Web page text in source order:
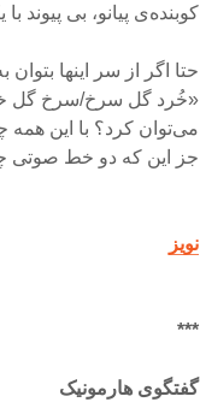
کوبنده‌ی پیانو، بی پیوند
حتا اگر از سر اینها
«خُرد گل سرخ/سرخ گل
می‌توان کرد؟ با این
جز این که دو خط صوتی
نویز
***
گفتگوی هارمونیک